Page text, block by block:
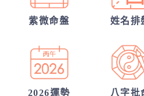
錢途低迷！如何
運
紫微命盤 姓名排
2026運勢 八字批